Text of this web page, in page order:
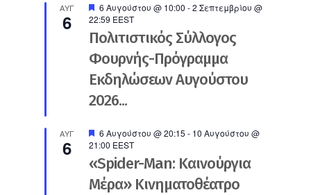
ΑΥΓ
6
Προτεινόμενο
6 Αυγούστου @ 10:00 -2 Σεπτεμβρίου @
22:59 EEST
Πολιτιστικός Σύλλογος
Φουρνής-Πρόγραμμα
Εκδηλώσεων Αυγούστου
2026...
ΑΥΓ
6
Προτεινόμενο
6 Αυγούστου @ 20:15 - 10 Αυγούστου @
21:00 EEST
«Spider-Man: Καινούργια
Μέρα» Κινηματοθέατρο